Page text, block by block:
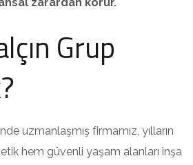
Grup
uzmanlaşmış firmamız, yılların
hem güvenli yaşam alanları inşa